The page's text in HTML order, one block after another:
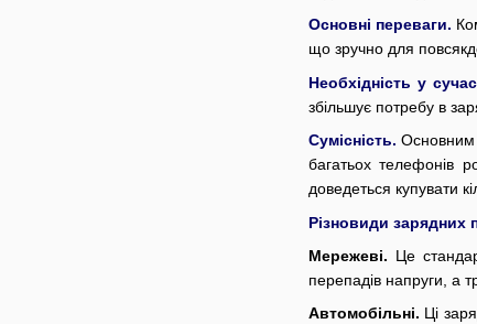
Основні переваги.
що зручно для
Необхідність у
збільшує потребу в
Сумісність.Основним
багатьох телефонів
доведеться купувати
Різновиди зарядних
Мережеві. Це
перепадів напруги, а
Автомобільні. Ці